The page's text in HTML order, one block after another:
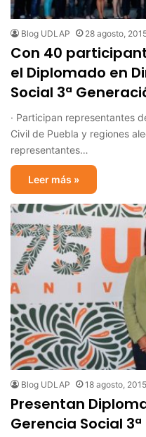
Blog UDLAP 28 agosto,
Con 40
el Diplomado en
Social 3ª
· Participan representantes
Civil de Puebla y regiones
representantes…
Leer más »
Blog UDLAP 18 agosto, 2015
Presentan
Gerencia Social